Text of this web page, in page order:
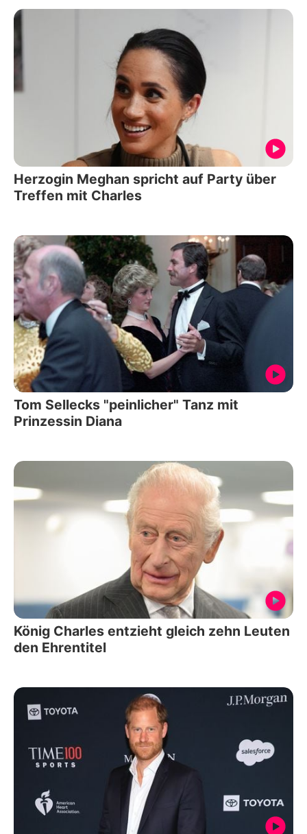
Herzogin Meghan spricht auf Party über
Treffen mit Charles
Tom Sellecks "peinlicher" Tanz mit
Prinzessin Diana
König Charles entzieht gleich zehn Leuten
den Ehrentitel